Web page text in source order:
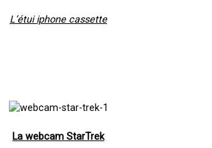
L’étui iphone cassette
La webcam StarTrek